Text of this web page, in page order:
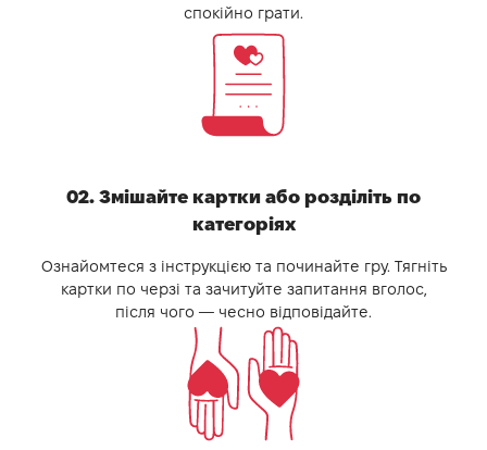
спокійно грати.
02. Змішайте картки або розділіть по
категоріях
Ознайомтеся з інструкцією та починайте гру. Тягніть
картки по черзі та зачитуйте запитання вголос,
після чого — чесно відповідайте.